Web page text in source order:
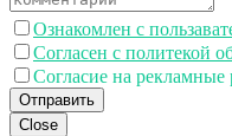
Ознакомлен с
Согласен с политекой
Согласие на рекламные
Отправить
Close